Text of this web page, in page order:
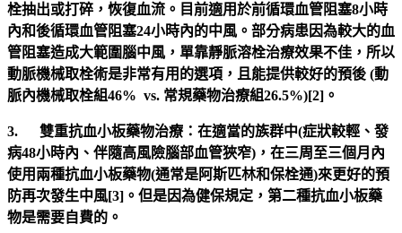
栓抽出或打碎，恢復血流。目前適用於前循環血管阻塞8小時
內和後循環血管阻塞24小時內的中風。部分病患因為較大的血
管阻塞造成大範圍腦中風，單靠靜脈溶栓治療效果不佳，所以
動脈機械取栓術是非常有用的選項，且能提供較好的預後 (動
脈內機械取栓組46% vs. 常規藥物治療組26.5%)[2]。
3. 雙重抗血小板藥物治療：在適當的族群中(症狀較輕、發
病48小時內、伴隨高風險腦部血管狹窄)，在三周至三個月內
使用兩種抗血小板藥物(通常是阿斯匹林和保栓通)來更好的預
防再次發生中風[3]。但是因為健保規定，第二種抗血小板藥
物是需要自費的。